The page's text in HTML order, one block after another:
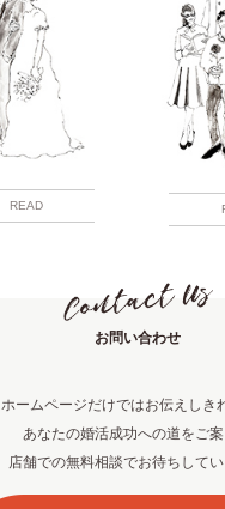
READ
お問い合わせ
ホームページだけではお伝えしき
あなたの婚活成功への道をご案
店舗での無料相談でお待ちしてい